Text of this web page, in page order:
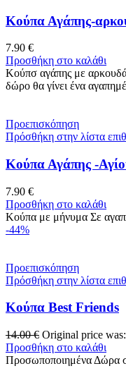
Κούπα Αγάπης-
7.90 €
Προσθήκη στο καλάθι
Κούπσ αγάπης με
δώρο θα γίνει ένα
Προεπισκόπηση
Πρόσθήκη στην λίστα
Κούπα Αγάπης -
7.90 €
Προσθήκη στο καλάθι
Κούπα με μήνυμα Σε
-44%
Προεπισκόπηση
Πρόσθήκη στην λίστα
Κούπα Best Friends
14.00€ Original price
Προσθήκη στο καλάθι
Προσωποποιημένα Δώρα